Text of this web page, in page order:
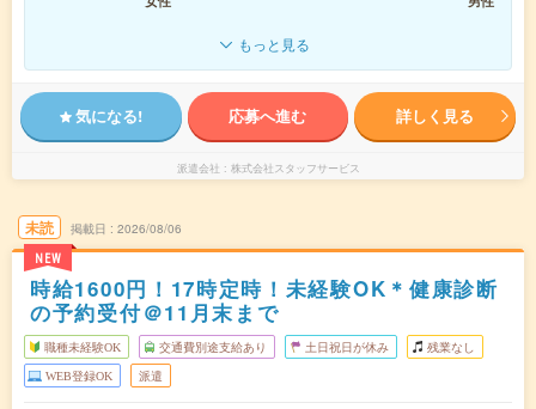
もっと見る
気になる! 応募へ進む 詳しく見る
派遣会社 株式会社スタッフサービス
未読
NEW
掲載日 2026/08/06
時給1600円！17時定時！未経験OK＊健康診断
の予約受付＠11月末まで
職種未経験OK 交通費別途支給あり 土日祝日が休み 残業なし
WEB登録OK 派遣